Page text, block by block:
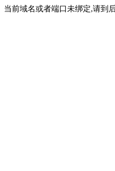
当前域名或者端口未绑定,请到